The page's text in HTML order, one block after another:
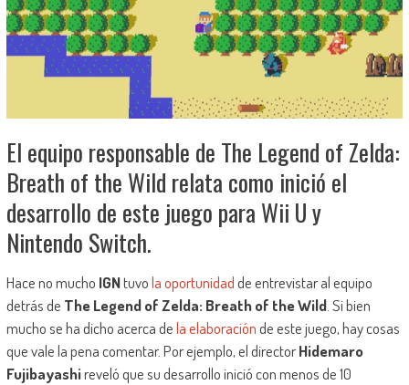
El equipo responsable de The Legend of Zelda:
Breath of the Wild relata como inició el
desarrollo de este juego para Wii U y
Nintendo Switch.
Hace no mucho IGNtuvola oportunidadde entrevistar al equipo
detrás de The Legend of Zelda: Breath of the Wild. Si bien
mucho se ha dicho acerca dela elaboraciónde este juego, hay cosas
que vale la pena comentar. Por ejemplo, el directorHidemaro
Fujibayashireveló que su desarrollo inició con menos de 10